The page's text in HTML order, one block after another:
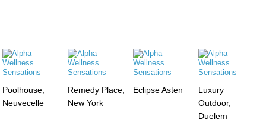
Poolhouse,
Neuvecelle
Remedy Place,
New York
Eclipse Asten
Luxury
Outdoor,
Duelem